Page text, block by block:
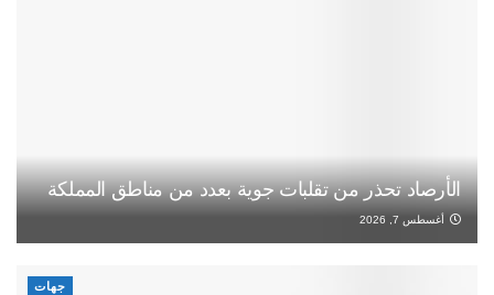
الأرصاد تحذر من تقلبات جوية بعدد من مناطق المملكة
أغسطس 7, 2026
جهات